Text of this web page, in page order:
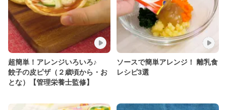
超簡単！アレンジいろいろ♪
餃子の皮ピザ（２歳頃から・お
とな）【管理栄養士監修】
ソースで簡単アレンジ！ 離乳食
レシピ3選